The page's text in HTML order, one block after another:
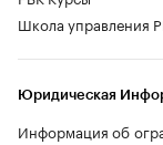
Школа управления
Юридическая
Информация об